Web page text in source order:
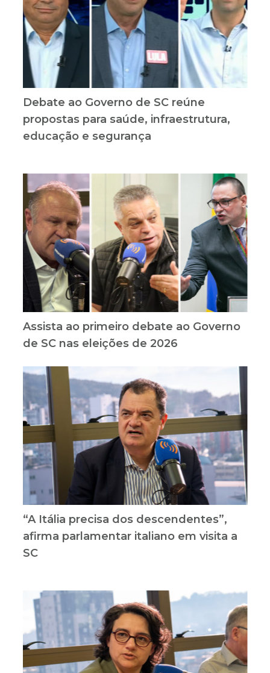
Debate ao Governo de SC reúne
propostas para saúde, infraestrutura,
educação e segurança
Assista ao primeiro debate ao Governo
de SC nas eleições de 2026
“A Itália precisa dos descendentes”,
afirma parlamentar italiano em visita a
SC